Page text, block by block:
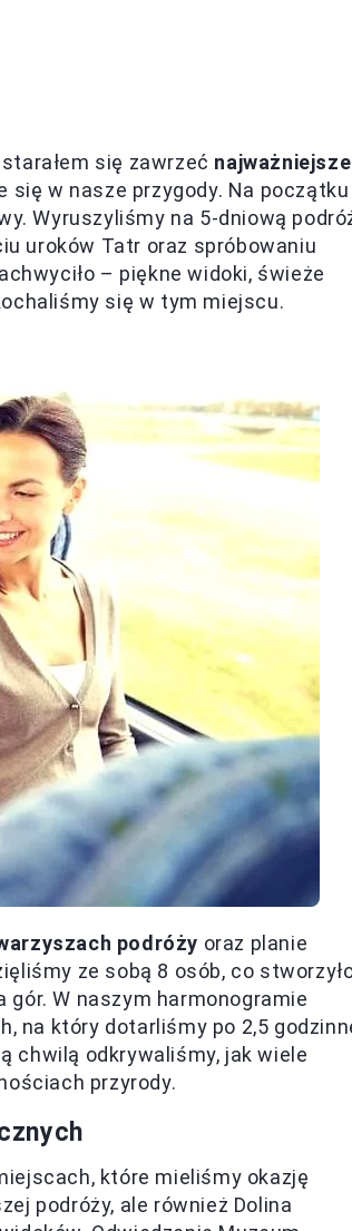
się zawrzeć najważniejsze
się w nasze przygody. Na początku
Wyruszyliśmy na 5-dniową
uroków Tatr oraz spróbowaniu
– piękne widoki, świeże
się w tym miejscu.
podróży oraz planie
ze sobą 8 osób, co
W naszym harmonogramie
na który dotarliśmy po 2,5
chwilą odkrywaliśmy, jak wiele
przyrody.
które mieliśmy okazję
podróży, ale również Dolina